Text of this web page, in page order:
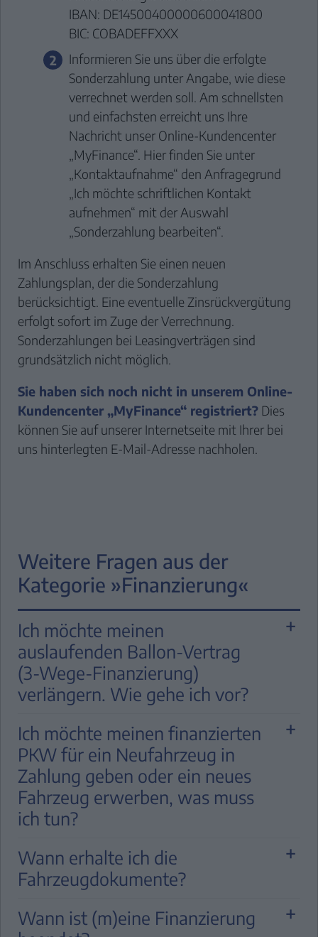
IBAN: DE14500400000600041800
BIC: COBADEFFXXX
Informieren Sie uns über die erfolgte
Sonderzahlung unter Angabe, wie diese
verrechnet werden soll. Am schnellsten
und einfachsten erreicht uns Ihre
Nachricht unser Online-Kundencenter
„MyFinance“ . Hier finden Sie unter
„Kontaktaufnahme“ den Anfragegrund
„Ich möchte schriftlichen Kontakt
aufnehmen“ mit der Auswahl
„Sonderzahlung bearbeiten“.
Im Anschluss erhalten Sie einen neuen
Zahlungsplan, der die Sonderzahlung
berücksichtigt. Eine eventuelle Zinsrückvergütung
erfolgt sofort im Zuge der Verrechnung.
Sonderzahlungen bei Leasingverträgen sind
grundsätzlich nicht möglich.
Sie haben sich noch nicht in unserem Online-
Kundencenter „MyFinance“ registriert? Dies
können Sie auf unserer Internetseite mit Ihrer bei
uns hinterlegten E-Mail-Adresse nachholen.
Weitere Fragen aus der
Kategorie »Finanzierung«
Ich möchte meinen
auslaufenden Ballon-Vertrag
(3-Wege-Finanzierung)
verlängern. Wie gehe ich vor?
Wenn Sie Ihren auslaufenden Vertrag
verlängern möchten, wenden Sie sich bitte
rechtzeitig an Ihren Vertragshändler. Er
berät Sie gerne zum weiteren Vorgehen.
Möchten Sie Ihre Schlussrate weiter über
sich bitte ebenfalls an Ihren Händler. Eine
Beratung bzw. direkter Abschluss über
die Stellantis Bank ist leider nicht möglich.
Ich möchte meinen finanzierten
PKW für ein Neufahrzeug in
Zahlung geben oder ein neues
Fahrzeug erwerben, was muss
ich tun?
Bitte sprechen Sie mit einem unserer
Vertragshändler Ihrer Wahl, damit er Ihnen
ein Finanzierungsangebot zu Ihrem neuen
Wann erhalte ich die
Fahrzeugdokumente?
Die Bearbeitungsdauer ist abhängig von
Ihrer Vertragsart:
Wann ist (m)eine Finanzierung